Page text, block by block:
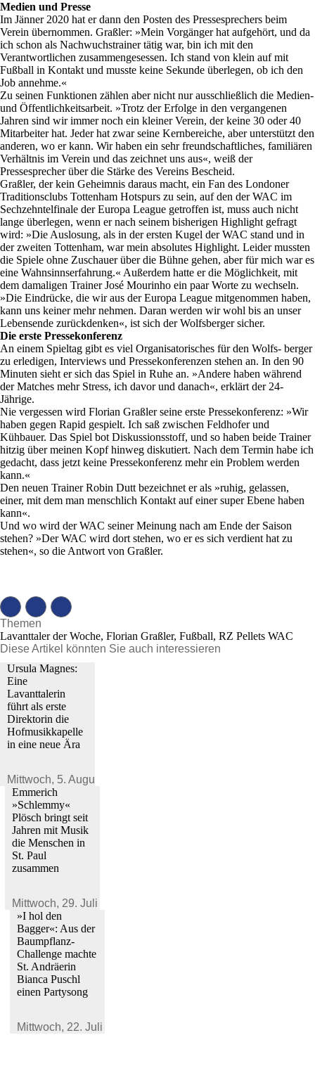
Medien und Presse
Im Jänner 2020 hat er dann den Posten des Pressesprechers beim
Verein übernommen. Graßler: »Mein Vorgänger hat aufgehört, und da
ich schon als Nachwuchstrainer tätig war, bin ich mit den
Verantwortlichen zusammengesessen. Ich stand von klein auf mit
Fußball in Kontakt und musste keine Sekunde überlegen, ob ich den
Job annehme.«
Zu seinen Funktionen zählen aber nicht nur ausschließlich die Medien-
und Öffentlichkeitsarbeit. »Trotz der Erfolge in den vergangenen
Jahren sind wir immer noch ein kleiner Verein, der keine 30 oder 40
Mitarbeiter hat. Jeder hat zwar seine Kernbereiche, aber unterstützt den
anderen, wo er kann. Wir haben ein sehr freundschaftliches, familiären
Verhältnis im Verein und das zeichnet uns aus«, weiß der
Pressesprecher über die Stärke des Vereins Bescheid.
Graßler, der kein Geheimnis daraus macht, ein Fan des Londoner
Traditionsclubs Tottenham Hotspurs zu sein, auf den der WAC im
Sechzehntelfinale der Europa League getroffen ist, muss auch nicht
lange überlegen, wenn er nach seinem bisherigen Highlight gefragt
wird: »Die Auslosung, als in der ersten Kugel der WAC stand und in
der zweiten Tottenham, war mein absolutes Highlight. Leider mussten
die Spiele ohne Zuschauer über die Bühne gehen, aber für mich war es
eine Wahnsinnserfahrung.« Außerdem hatte er die Möglichkeit, mit
dem damaligen Trainer José Mourinho ein paar Worte zu wechseln.
»Die Eindrücke, die wir aus der Europa League mitgenommen haben,
kann uns keiner mehr nehmen. Daran werden wir wohl bis an unser
Lebensende zurückdenken«, ist sich der Wolfsberger sicher.
Die erste Pressekonferenz
An einem Spieltag gibt es viel Organisatorisches für den Wolfs- berger
zu erledigen, Interviews und Pressekonferenzen stehen an. In den 90
Minuten sieht er sich das Spiel in Ruhe an. »Andere haben während
der Matches mehr Stress, ich davor und danach«, erklärt der 24-
Jährige.
Nie vergessen wird Florian Graßler seine erste Pressekonferenz: »Wir
haben gegen Rapid gespielt. Ich saß zwischen Feldhofer und
Kühbauer. Das Spiel bot Diskussionsstoff, und so haben beide Trainer
hitzig über meinen Kopf hinweg diskutiert. Nach dem Termin habe ich
gedacht, dass jetzt keine Pressekonferenz mehr ein Problem werden
kann.«
Den neuen Trainer Robin Dutt bezeichnet er als »ruhig, gelassen,
einer, mit dem man menschlich Kontakt auf einer super Ebene haben
kann«.
Und wo wird der WAC seiner Meinung nach am Ende der Saison
stehen? »Der WAC wird dort stehen, wo er es sich verdient hat zu
stehen«, so die Antwort von Graßler.
Themen
Lavanttaler der Woche, Florian Graßler, Fußball, RZ Pellets WAC
Diese Artikel könnten Sie auch interessieren
Ursula Magnes:
Eine
Lavanttalerin
führt als erste
Direktorin die
Hofmusikkapelle
in eine neue Ära
Mittwoch, 5. August 2026
Emmerich
»Schlemmy«
Plösch bringt seit
Jahren mit Musik
die Menschen in
St. Paul
zusammen
Mittwoch, 29. Juli 2026
»I hol den
Bagger«: Aus der
Baumpflanz-
Challenge machte
St. Andräerin
Bianca Puschl
einen Partysong
Mittwoch, 22. Juli 2026